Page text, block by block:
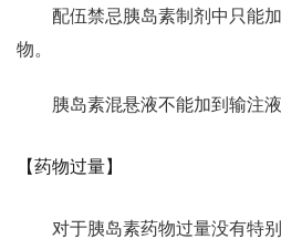
配伍禁忌胰岛素制剂中只能
物。
胰岛素混悬液不能加到输注液
【药物过量】
对于胰岛素药物过量没有特